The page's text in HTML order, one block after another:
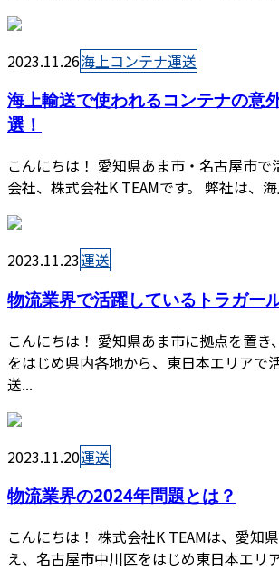
2023.11.26海上コンテナ運送
海上輸送で使われるコンテナの意
選！
こんにちは！ 愛知県あま市・名古屋市で
会社、株式会社K TEAMです。 弊社は、
2023.11.23運送
物流業界で活躍しているトラガー
こんにちは！ 愛知県あま市に拠点を置き
をはじめ県内各地から、東日本エリアで
送...
2023.11.20運送
物流業界の2024年問題とは？
こんにちは！ 株式会社K TEAMは、愛知
え、名古屋市中川区をはじめ東日本エリ